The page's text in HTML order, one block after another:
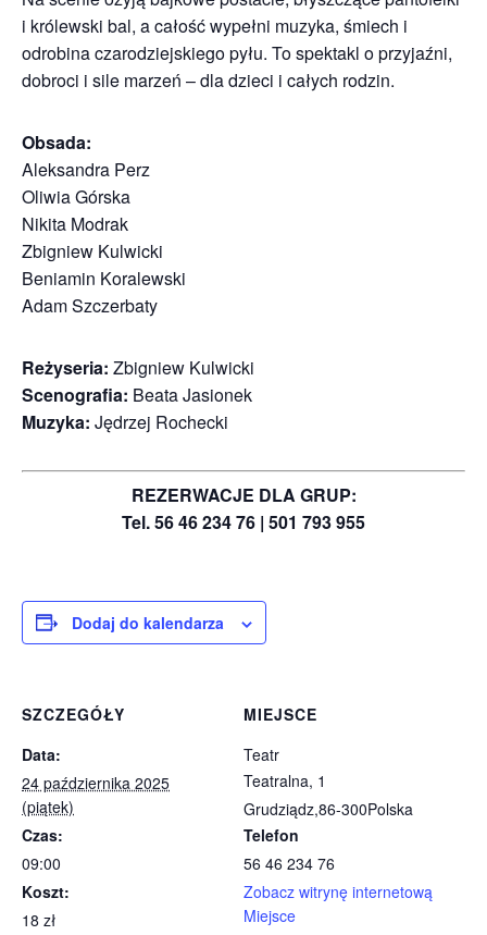
i królewski bal, a całość wypełni muzyka, śmiech i
odrobina czarodziejskiego pyłu. To spektakl o przyjaźni,
dobroci i sile marzeń – dla dzieci i całych rodzin.
Obsada:
Aleksandra Perz
Oliwia Górska
Nikita Modrak
Zbigniew Kulwicki
Beniamin Koralewski
Adam Szczerbaty
Reżyseria: Zbigniew Kulwicki
Scenografia: Beata Jasionek
Muzyka: Jędrzej Rochecki
REZERWACJE DLA GRUP:
Tel. 56 46 234 76 | 501 793 955
Dodaj do kalendarza
SZCZEGÓŁY
Data:
24 października 2025
(piątek)
Czas:
09:00
Koszt:
18 zł
MIEJSCE
Teatr
Teatralna, 1
Grudziądz,86-300Polska
Telefon
56 46 234 76
Zobacz witrynę internetową
Miejsce